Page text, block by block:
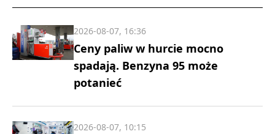
Ceny paliw w hurcie mocno
spadają. Benzyna 95 może
potanieć
2026-08-07, 16:36
2026-08-07, 10:15